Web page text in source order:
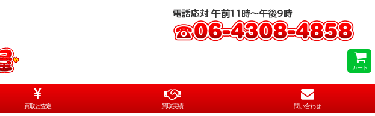
カート
買取と査定 買取実績 問い合わせ